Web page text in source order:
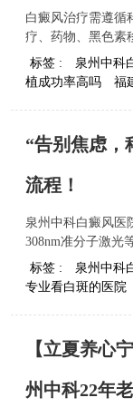
白癜风治疗需遵循
疗、药物、黑色素
标签 :
泉州中科
植成功率高吗
福
“告别焦虑
流程！
泉州中科白癜风医
308nm准分子激光
标签 :
泉州中科
专业看白斑的医院
【立夏养心
州中科22年